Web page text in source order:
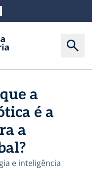
a
é a
a
e inteligência